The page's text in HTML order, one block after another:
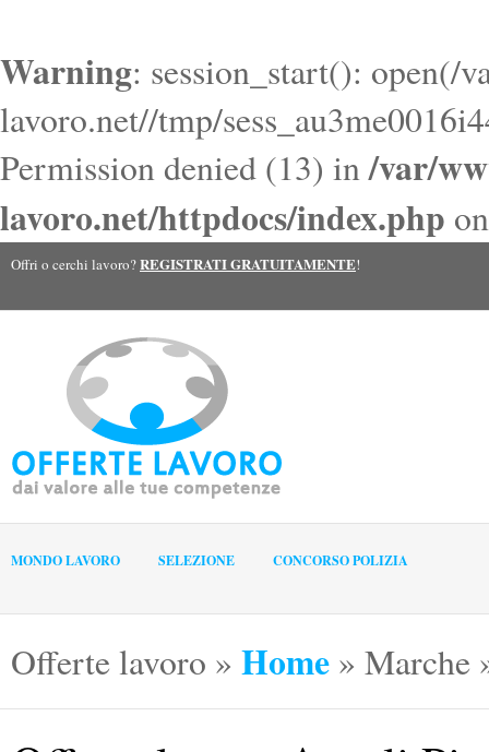
Warning: session_start(): open(/
lavoro.net//tmp/
Permission denied (13) in/var/
lavoro.net/httpdocs/index.php
Offri o cerchi lavoro?REGISTRATI GRATUITAMENTE!
MONDO LAVORO SELEZIONE CONCORSO POLIZIA
Offerte lavoro » Home » Marche